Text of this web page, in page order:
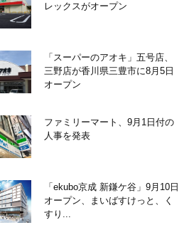
レックスがオープン
「スーパーのアオキ」五号店、
三野店が香川県三豊市に8月5日
オープン
ファミリーマート、9月1日付の
人事を発表
「ekubo京成 新鎌ケ谷」9月10日
オープン、まいばすけっと、く
すり...